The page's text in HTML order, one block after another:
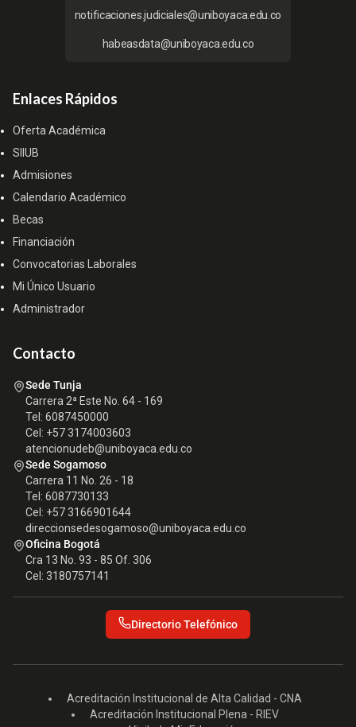
notificaciones.judiciales@uniboyaca.edu.co
habeasdata@uniboyaca.edu.co
Enlaces Rápidos
Oferta Académica
SIIUB
Admisiones
Calendario Académico
Becas
Financiación
Convocatorias Laborales
Mi Único Usuario
Administrador
Contacto
Sede Tunja
Carrera 2ª Este No. 64 - 169
Tel: 6087450000
Cel: +57 3174003603
atencionudeb@uniboyaca.edu.co
Sede Sogamoso
Carrera 11 No. 26 - 18
Tel: 6087730133
Cel: +57 3166901644
direccionsedesogamoso@uniboyaca.edu.co
Oficina Bogotá
Cra 13 No. 93 - 85 Of. 306
Cel: 3180757141
Directorio Telefónico
Acreditación Institucional de Alta Calidad - CNA
Acreditación Institucional Plena - RIEV